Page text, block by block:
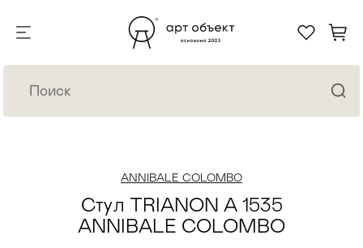
ANNIBALE COLOMBO
Стул TRIANON A 1535
ANNIBALE COLOMBO